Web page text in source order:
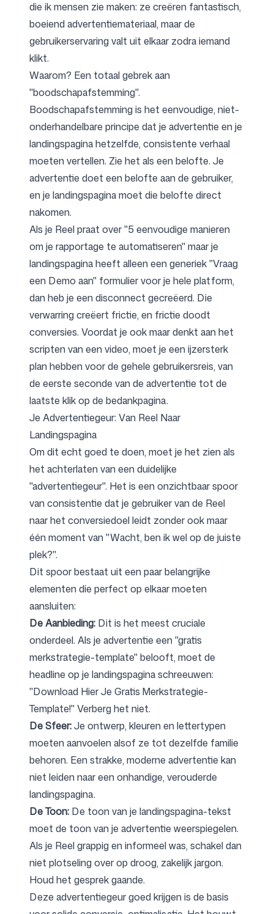
die ik mensen zie maken: ze creëren fantastisch,
boeiend advertentiemateriaal, maar de
gebruikerservaring valt uit elkaar zodra iemand
klikt.
Waarom? Een totaal gebrek aan
"boodschapafstemming".
Boodschapafstemming is het eenvoudige, niet-
onderhandelbare principe dat je advertentie en je
landingspagina hetzelfde, consistente verhaal
moeten vertellen. Zie het als een belofte. Je
advertentie doet een belofte aan de gebruiker,
en je landingspagina moet die belofte direct
nakomen.
Als je Reel praat over "5 eenvoudige manieren
om je rapportage te automatiseren" maar je
landingspagina heeft alleen een generiek "Vraag
een Demo aan" formulier voor je hele platform,
dan heb je een disconnect gecreëerd. Die
verwarring creëert frictie, en frictie doodt
conversies. Voordat je ook maar denkt aan het
scripten van een video, moet je een ijzersterk
plan hebben voor de gehele gebruikersreis, van
de eerste seconde van de advertentie tot de
laatste klik op de bedankpagina.
Je Advertentiegeur: Van Reel Naar
Landingspagina
Om dit echt goed te doen, moet je het zien als
het achterlaten van een duidelijke
"advertentiegeur". Het is een onzichtbaar spoor
van consistentie dat je gebruiker van de Reel
naar het conversiedoel leidt zonder ook maar
één moment van "Wacht, ben ik wel op de juiste
plek?".
Dit spoor bestaat uit een paar belangrijke
elementen die perfect op elkaar moeten
aansluiten:
De Aanbieding: Dit is het meest cruciale
onderdeel. Als je advertentie een "gratis
merkstrategie-template" belooft, moet de
headline op je landingspagina schreeuwen:
"Download Hier Je Gratis Merkstrategie-
Template!" Verberg het niet.
De Sfeer:Je ontwerp, kleuren en lettertypen
moeten aanvoelen alsof ze tot dezelfde familie
behoren. Een strakke, moderne advertentie kan
niet leiden naar een onhandige, verouderde
landingspagina.
De Toon: De toon van je landingspagina-tekst
moet de toon van je advertentie weerspiegelen.
Als je Reel grappig en informeel was, schakel dan
niet plotseling over op droog, zakelijk jargon.
Houd het gesprek gaande.
Deze advertentiegeur goed krijgen is de basis